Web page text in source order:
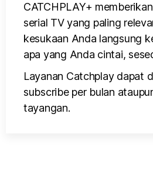
CATCHPLAY+
serial TV yang paling
kesukaan Anda langsung
apa yang Anda cintai,
Layanan Catchplay dapat
subscribe per bulan
tayangan.